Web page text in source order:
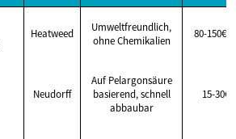
Heatweed
Umweltfreundlich,
ohne Chemikalien
80-150€
Neudorff
Auf Pelargonsäure
basierend, schnell
abbaubar
15-30€